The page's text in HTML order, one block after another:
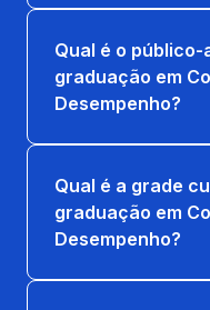
Qual é o
graduação em
Desempenho?
Qual é a grade
graduação em
Desempenho?